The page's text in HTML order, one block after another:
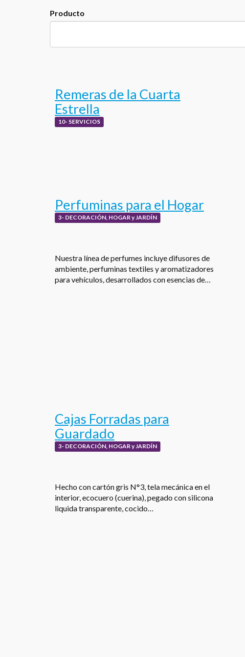
Producto
Remeras de la Cuarta
Estrella
10- SERVICIOS
Perfuminas para el Hogar
3- DECORACIÓN, HOGAR y JARDÍN
Nuestra línea de perfumes incluye difusores de
ambiente, perfuminas textiles y aromatizadores
para vehículos, desarrollados con esencias de…
Cajas Forradas para
Guardado
3- DECORACIÓN, HOGAR y JARDÍN
Hecho con cartón gris N°3, tela mecánica en el
interior, ecocuero (cuerina), pegado con silicona
liquida transparente, cocido…